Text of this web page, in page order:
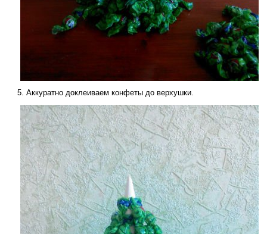
Аккуратно доклеиваем конфеты до верхушки.